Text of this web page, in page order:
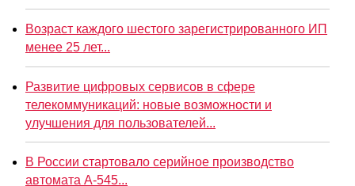
Возраст каждого шестого зарегистрированного ИП
менее 25 лет...
Развитие цифровых сервисов в сфере
телекоммуникаций: новые возможности и
улучшения для пользователей...
В России стартовало серийное производство
автомата А-545...